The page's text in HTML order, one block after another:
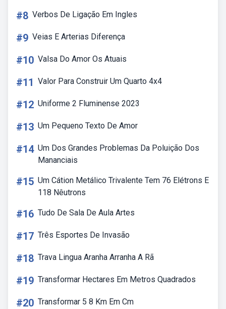
#8 Verbos De Ligação Em Ingles
#9 Veias E Arterias Diferença
#10 Valsa Do Amor Os Atuais
#11 Valor Para Construir Um Quarto 4x4
#12 Uniforme 2 Fluminense 2023
#13 Um Pequeno Texto De Amor
#14 Um Dos Grandes Problemas Da Poluição Dos
Mananciais
#15 Um Cátion Metálico Trivalente Tem 76 Elétrons E
118 Nêutrons
#16 Tudo De Sala De Aula Artes
#17 Três Esportes De Invasão
#18 Trava Lingua Aranha Arranha A Rã
#19 Transformar Hectares Em Metros Quadrados
#20 Transformar 5 8 Km Em Cm